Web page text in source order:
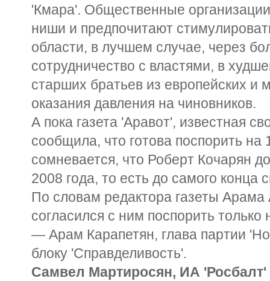
'Кмара'. Общественные
ниши и предпочитают
области, в лучшем случае, через
сотрудничество с властями, в
старших братьев из европейских и
оказания давления на чиновников.
А пока газета 'Аравот', известная
сообщила, что готова поспорить
сомневается, что Роберт Кочарян
2008 года, то есть до самого конца
По словам редактора газеты Арама
согласился с ним поспорить
— Арам Карапетян, глава партии
блоку 'Справделивость'.
Самвел Мартиросян, ИА 'Росбалт'